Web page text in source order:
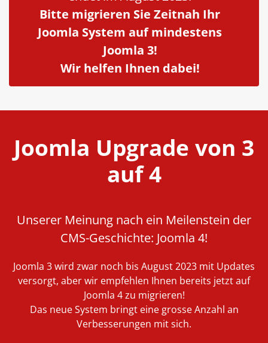
Bitte migrieren Sie Zeitnah Ihr
Joomla System auf mindestens
Joomla 3!
Wir helfen Ihnen dabei!
Joomla Upgrade von 3
auf 4
Unserer Meinung nach ein Meilenstein der
CMS-Geschichte: Joomla 4!
Joomla 3 wird zwar noch bis August 2023 mit Updates
versorgt, aber wir empfehlen Ihnen bereits jetzt auf
Joomla 4 zu migrieren!
Das neue System bringt eine grosse Anzahl an
Verbesserungen mit sich.